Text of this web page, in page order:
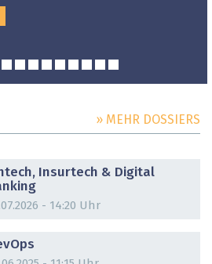
» MEHR DOSSIERS
Insurtech & Digital
- 14:20 Uhr